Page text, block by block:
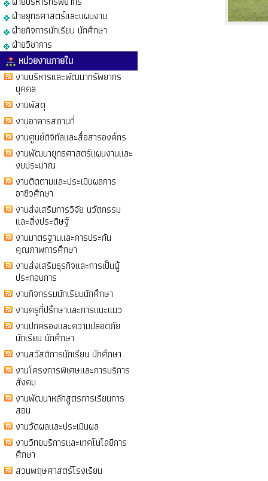
ฝ่ายยุทธศาสตร์และแผนงาน
ฝ่ายกิจการนักเรียน นักศึกษา
ฝ่ายวิชาการ
หน่วยงานภายใน
งานบริหารและพัฒนาทรัพยากร
บุคคล
งานพัสดุ
งานอาคารสถานที่
งานศูนย์ดิจิทัลและสื่อสารองค์กร
งานพัฒนายุทธศาสตร์แผนงานและ
งบประมาณ
งานติดตามและประเมินผลการ
อาชีวศึกษา
งานส่งเสริมการวิจัย นวัตกรรม
และสิ่งประดิษฐ์
งานมาตรฐานและการประกัน
คุณภาพการศึกษา
งานส่งเสริมธุรกิจและการเป็นผู้
ประกอบการ
งานกิจกรรมนักเรียนนักศึกษา
งานครูที่ปรึกษาและการแนะแนว
งานปกครองและความปลอดภัย
นักเรียน นักศึกษา
งานสวัสดิการนักเรียน นักศึกษา
งานโครงการพิเศษและการบริการ
สังคม
งานพัฒนาหลักสูตรการเรียนการ
สอน
งานวัดผลและประเมินผล
งานวิทยบริการและเทคโนโลยีการ
ศึกษา
สวนพฤษศาสตร์โรงเรียน